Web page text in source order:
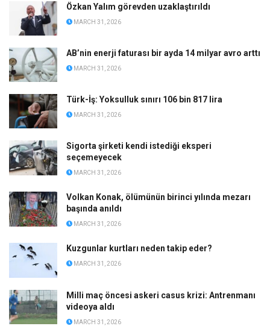
Özkan Yalım görevden uzaklaştırıldı
MARCH 31, 2026
AB’nin enerji faturası bir ayda 14 milyar avro arttı
MARCH 31, 2026
Türk-İş: Yoksulluk sınırı 106 bin 817 lira
MARCH 31, 2026
Sigorta şirketi kendi istediği eksperi
seçemeyecek
MARCH 31, 2026
Volkan Konak, ölümünün birinci yılında mezarı
başında anıldı
MARCH 31, 2026
Kuzgunlar kurtları neden takip eder?
MARCH 31, 2026
Milli maç öncesi askeri casus krizi: Antrenmanı
videoya aldı
MARCH 31, 2026